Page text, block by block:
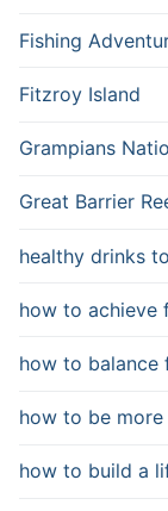
Fishing
Fitzroy Island
Grampians
Great Barrier
healthy drinks
how to achieve
how to balance
how to be
how to build a